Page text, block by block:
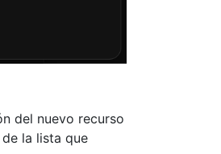
del nuevo recurso
la lista que